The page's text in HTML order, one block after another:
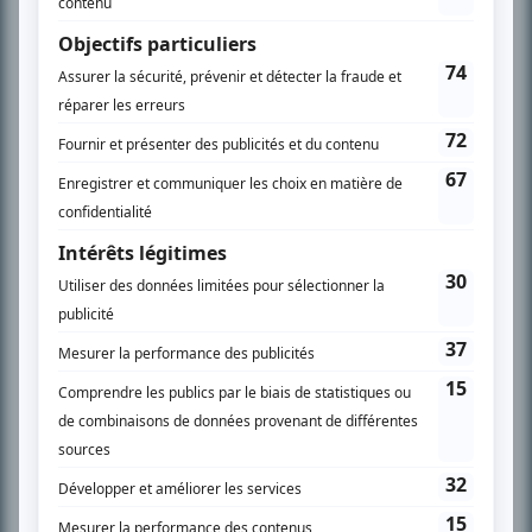
En savoir plus »
SUR LE RÉSEAU BIZZ MÉDIA
PLAN DU SITE
Accueil
Liste des oeuvres
Liste des comédiens
Recherche avancée
À propos
Termes et conditions